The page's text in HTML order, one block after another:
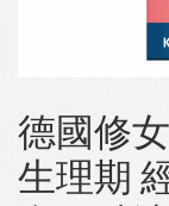
德國修
生理期